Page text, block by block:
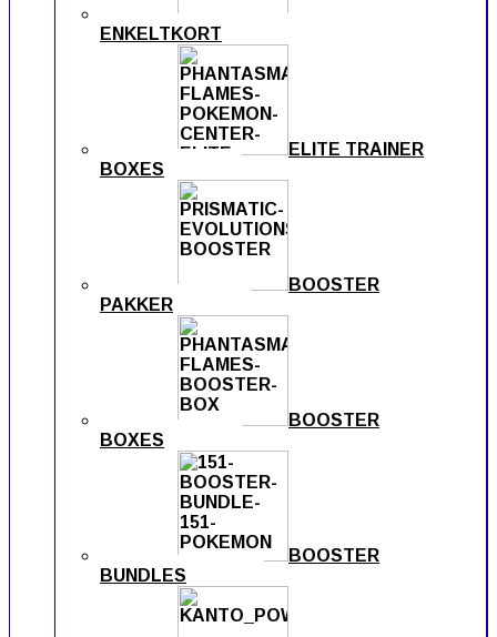
ENKELTKORT
ELITE TRAINER
BOXES
BOOSTER
PAKKER
BOOSTER
BOXES
BOOSTER
BUNDLES